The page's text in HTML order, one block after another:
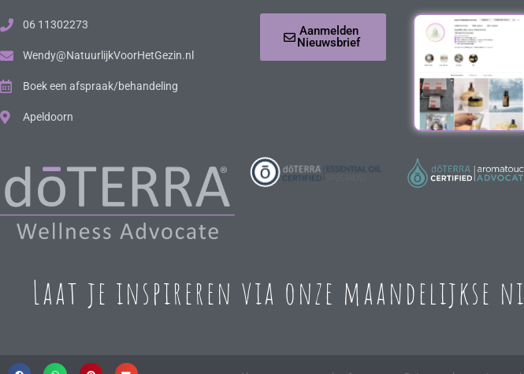
06 11302273
Wendy@NatuurlijkVoorHetGezin.nl
Boek een afspraak/behandeling
Apeldoorn
Aanmelden
Nieuwsbrief
Laat je inspireren via onze maandelijkse